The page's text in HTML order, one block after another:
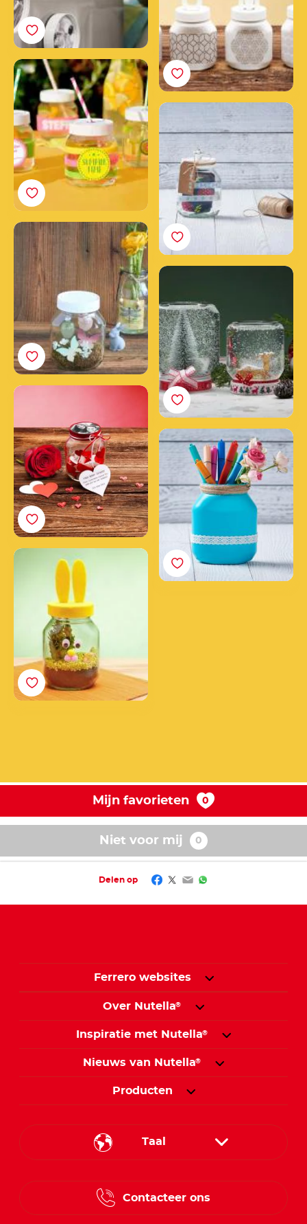
Themafeestbril met
lege Nutella® potten
cadeaupot maken
Nutella® Paaspot
versierd met vlinders &
eieren
Een pennenhouder
maken van een lege
Nutella® pot
Je eigen Nutella®
paashaas maken
Mijn favorieten
Niet voor mij
Delen op Facebook
Twitter
EmailWhatsApp
Ferrero websites
Over Nutella®
Inspiratie met Nutella®
Nieuws van Nutella®
Producten
Taal
French
Contacteer ons